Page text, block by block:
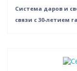
Система даров и
связи с 30-летием